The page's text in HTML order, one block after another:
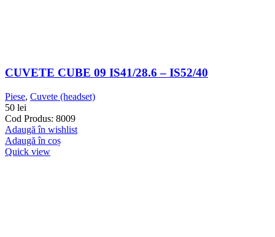
CUVETE CUBE 09 IS41/28.6 – IS52/40
Piese, Cuvete (headset)
50 lei
Cod Produs: 8009
Adaugă în wishlist
Adaugă în coș
Quick view